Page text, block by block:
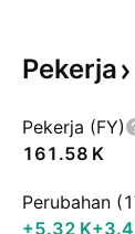
Pekerja
Pekerja (FY)
‪161.58 K‬
Perubahan
‪+5.32 K‬